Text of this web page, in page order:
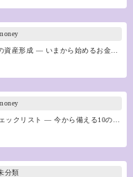
資産形成 ― いまから始めるお金…
ックリスト ― 今から備える10の…
分類